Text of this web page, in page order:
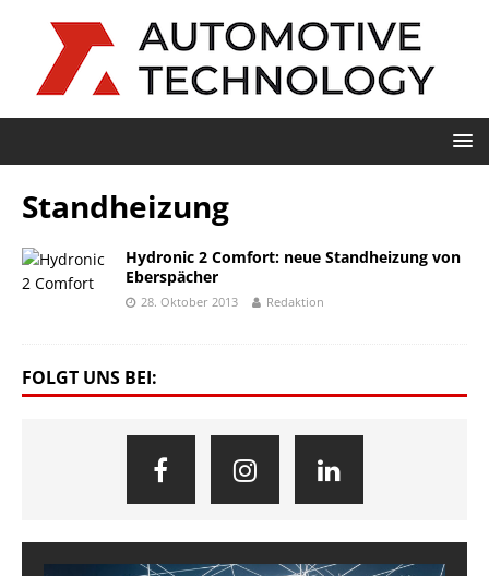
Standheizung
Hydronic 2 Comfort: neue Standheizung von
Eberspächer
28. Oktober 2013 Redaktion
FOLGT UNS BEI: